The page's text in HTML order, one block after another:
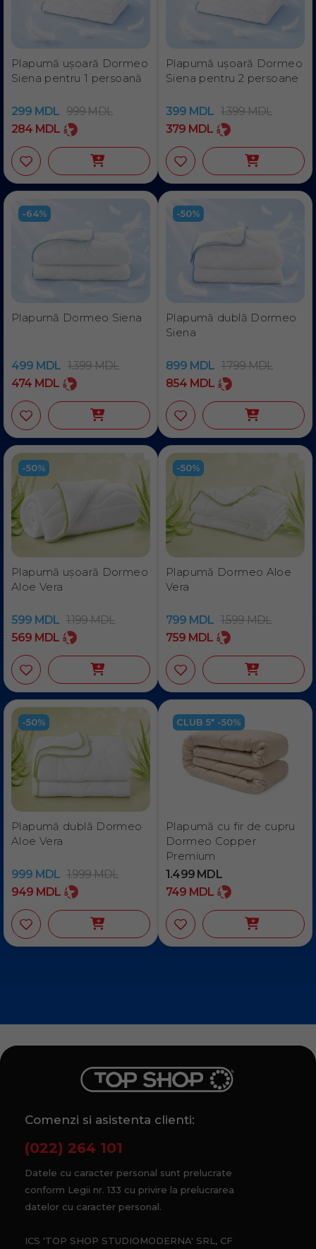
Plapumă ușoară Dormeo
Siena pentru 1 persoană
299 MDL 999MDL
284 MDL
Plapumă ușoară Dormeo
Siena pentru 2 persoanе
399 MDL 1.399MDL
379 MDL
-64%
Plapumă Dormeo Siena
499 MDL 1.399MDL
474 MDL
-50%
Plapumă dublă Dormeo
Siena
899 MDL 1.799MDL
854 MDL
-50%
Plapumă ușoară Dormeo
Aloe Vera
599 MDL 1.199MDL
569 MDL
-50%
Plapumă Dormeo Aloe
Vera
799 MDL 1.599MDL
759 MDL
-50%
Plapumă dublă Dormeo
Aloe Vera
999 MDL 1.999MDL
949 MDL
CLUB 5* -50%
Plapumă cu fir de cupru
Dormeo Copper
Premium
1.499 MDL
749 MDL
Comenzi si asistenta clienti:
(022) 264 101
Datele cu caracter personal sunt prelucrate
conform Legii nr. 133 cu privire la prelucrarea
datelor cu caracter personal.
ICS 'TOP SHOP STUDIOMODERNA' SRL, CF